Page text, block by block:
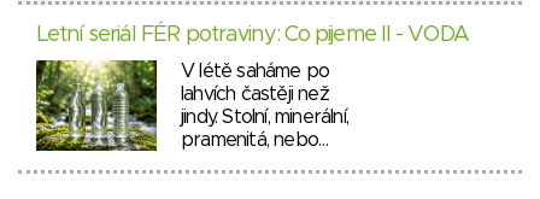
Letní seriál FÉR potraviny: Co pijeme II - VODA
V létě saháme po
lahvích častěji než
jindy. Stolní, minerální,
pramenitá, nebo…